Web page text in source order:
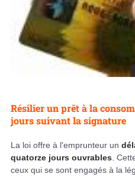
Résilier un prêt à la
jours suivant la signature
La loi offre à l'emprunteur un
quatorze jours ouvrables .
ceux qui se sont engagés à la